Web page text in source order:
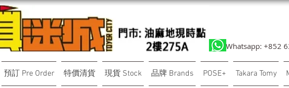
Whatsapp: +852
預訂 Pre Order 特價清貨 現貨 Stock 品牌 Brands POSE+ Takara Tomy